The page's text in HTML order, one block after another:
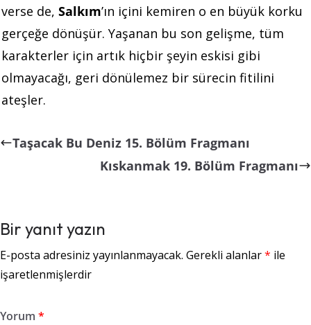
verse de, Salkım’ın içini kemiren o en büyük korku
gerçeğe dönüşür. Yaşanan bu son gelişme, tüm
karakterler için artık hiçbir şeyin eskisi gibi
olmayacağı, geri dönülemez bir sürecin fitilini
ateşler.
Taşacak Bu Deniz 15. Bölüm Fragmanı
Kıskanmak 19. Bölüm Fragmanı
Bir yanıt yazın
E-posta adresiniz yayınlanmayacak. Gerekli alanlar* ile
işaretlenmişlerdir
Yorum *